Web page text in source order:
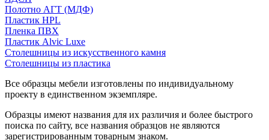
Полотно АГТ (МДФ)
Пластик HPL
Пленка ПВХ
Пластик Alvic Luxe
Столешницы из искусственного камня
Столешницы из пластика
Все образцы мебели изготовлены по индивидуальному
проекту в единственном экземпляре.
Образцы имеют названия для их различия и более быстрого
поиска по сайту, все названия образцов не являются
зарегистрированным товарным знаком.